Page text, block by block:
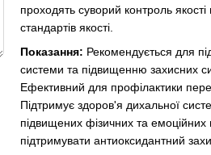
проходять суворий контроль
стандартів якості.
Показання: Рекомендується для
системи та підвищенню захисних
Ефективний для профілактики
Підтримує здоров'я дихальної
підвищених фізичних та
підтримувати антиоксидантний